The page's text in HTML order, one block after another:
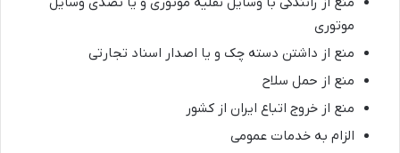
موتوری
منع از داشتن دسته چک و یا اصدار اسناد تجارتی
منع از حمل سلاح
منع از خروج اتباع ایران از کشور
الزام به خدمات عمومی